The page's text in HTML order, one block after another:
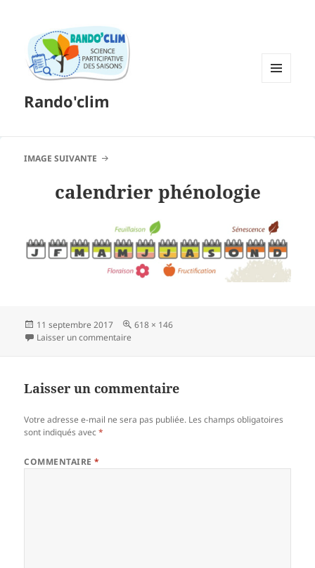
Rando'clim
IMAGE SUIVANTE
calendrier phénologie
Publié
le
11 septembre 2017
Taille
618 × 146
Laisser un commentaire
Laisser un commentaire
Votre adresse e-mail ne sera pas publiée. Les champs obligatoires
sont indiqués avec*
COMMENTAIRE*